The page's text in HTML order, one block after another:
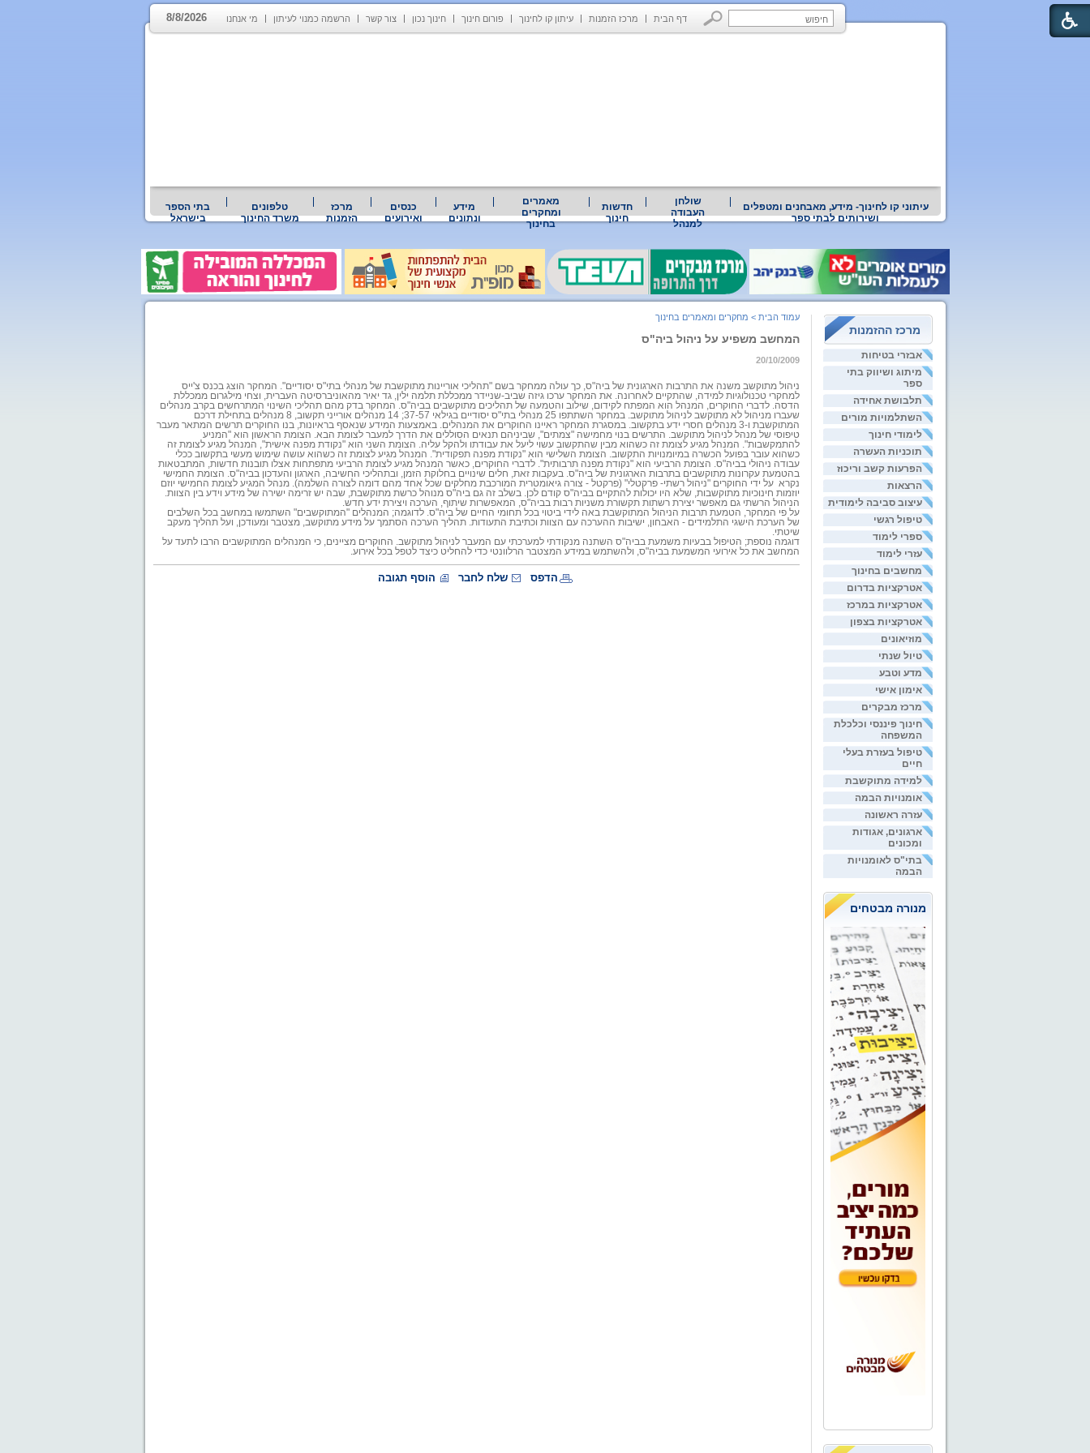
דף הבית מרכז הזמנות עיתון קו לחינוך פורום חינוך חינוך נכון צור קשר הרשמה כמנוי לעיתון מי אנחנו 8/8/2026
עיתוני קו לחינוך- מידע, מאבחנים ומטפלים
ושירותים לבתי ספר
שולחן
העבודה
למנהל
חדשות
חינוך
מאמרים
ומחקרים
בחינוך
מידע
ונתונים
כנסים
ואירועים
מרכז
הזמנות
טלפונים
משרד החינוך
בתי הספר
בישראל
מרכז ההזמנות
אבזרי בטיחות
מיתוג ושיווק בתי
ספר
תלבושת אחידה
השתלמויות מורים
לימודי חינוך
תוכניות העשרה
הפרעות קשב וריכוז
הרצאות
עיצוב סביבה לימודית
טיפול רגשי
ספרי לימוד
עזרי לימוד
מחשבים בחינוך
אטרקציות בדרום
אטרקציות במרכז
אטרקציות בצפון
מוזיאונים
טיול שנתי
מדע וטבע
אימון אישי
מרכז מבקרים
חינוך פיננסי וכלכלת
המשפחה
טיפול בעזרת בעלי
חיים
למידה מתוקשבת
אומנויות הבמה
עזרה ראשונה
ארגונים, אגודות
ומכונים
בתי"ס לאומנויות
הבמה
מנורה מבטחים
עמוד הבית > מחקרים ומאמרים בחינוך
המחשב משפיע על ניהול ביה"ס
20/10/2009
ניהול מתוקשב משנה את התרבות הארגונית של ביה"ס, כך עולה ממחקר בשם "תהליכי אוריינות מתוקשבת של מנהלי בתי"ס יסודיים". המחקר הוצג בכנס צ'ייס
למחקרי טכנולוגיות למידה, שהתקיים לאחרונה. את המחקר ערכו גיזה שביב-שניידר ממכללת תלמה ילין, גד יאיר מהאוניברסיטה העברית, וצחי מילגרום ממכללת
הדסה. לדברי החוקרים, המנהל הוא המפתח לקידום, שילוב והטמעה של תהליכים מתוקשבים בביה"ס. המחקר בדק מהם תהליכי השינוי המתרחשים בקרב מנהלים
שעברו מניהול לא מתוקשב לניהול מתוקשב. במחקר השתתפו 25 מנהלי בתי"ס יסודיים בגילאי 37-57; 14 מנהלים אורייני תקשוב, 8 מנהלים
בתחילת דרכם
המתוקשבת ו-3 מנהלים חסרי ידע בתקשוב. במסגרת המחקר ראיינו החוקרים את המנהלים. באמצעות המידע שנאסף בראיונות, בנו החוקרים תרשים המתאר מעבר
טיפוסי של מנהל לניהול מתוקשב. התרשים בנוי מחמישה "צמתים", שביניהם תנאים הסוללים את הדרך למעבר לצומת הבא. הצומת הראשון הוא "המניע
להתמקשבות". המנהל מגיע לצומת זה כשהוא מבין שהתקשוב עשוי ליעל את עבודתו ולהקל עליה. הצומת השני הוא "נקודת מפנה אישית", המנהל מגיע לצומת זה
כשהוא עובר בפועל הכשרה במיומנויות התקשוב. הצומת השלישי הוא "נקודת מפנה תפקודית". המנהל מגיע לצומת זה כשהוא עושה שימוש מעשי בתקשוב ככלי
עבודה ניהולי בביה"ס. הצומת הרביעי הוא "נקודת מפנה תרבותית". לדברי החוקרים, כאשר המנהל מגיע לצומת הרביעי מתפתחות אצלו תובנות חדשות, המתבטאות
בהטמעת עקרונות מתוקשבים בתרבות הארגונית של ביה"ס. בעקבות זאת, חלים שינויים בחלוקת הזמן, ובתהליכי החשיבה, הארגון והעדכון בביה"ס. הצומת החמישי
נקרא על ידי החוקרים "ניהול רשתי- פרקטלי" (פרקטל - צורה גיאומטרית המורכבת מחלקים שכל אחד מהם דומה לצורה השלמה). מנהל המגיע לצומת החמישי יוזם
יוזמות חינוכיות מתוקשבות, שלא היו יכולות להתקיים בביה"ס קודם לכן. בשלב זה גם ביה"ס מנוהל כרשת מתוקשבת, שבה יש זרימה ישירה של מידע וידע בין הצוות.
הניהול הרשתי גם מאפשר יצירת רשתות תקשורת משניות רבות בביה"ס, המאפשרות שיתוף, הערכה ויצירת ידע חדש.
על פי המחקר, הטמעת תרבות הניהול המתוקשבת באה לידי ביטוי בכל תחומי החיים של ביה"ס. לדוגמה; המנהלים "המתוקשבים" השתמשו במחשב בכל השלבים
של הערכת הישגי התלמידים - האבחון, ישיבות ההערכה עם הצוות וכתיבת התעודות. תהליך הערכה הסתמך על מידע מתוקשב, מצטבר ומעודכן, ועל תהליך מעקב
שיטתי.
דוגמה נוספת; הטיפול בבעיות משמעת בביה"ס השתנה מנקודתי למערכתי עם המעבר לניהול מתוקשב. החוקרים מציינים, כי המנהלים המתוקשבים הרבו לתעד על
המחשב את כל אירועי המשמעת בביה"ס, ולהשתמש במידע המצטבר הרלוונטי כדי להחליט כיצד לטפל בכל אירוע.
הדפס שלח לחבר הוסף תגובה